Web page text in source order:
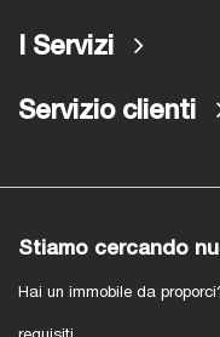
I Servizi
Servizio clienti
Stiamo cercando
Hai un immobile da